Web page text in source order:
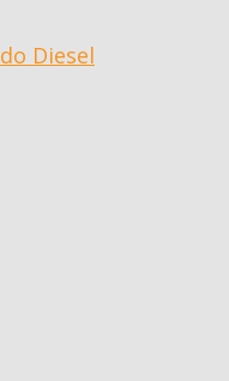
Diesel